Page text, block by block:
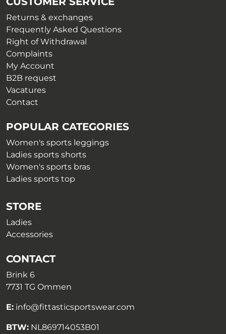
chosen
on
the
product
page
Returns & exchanges
Frequently Asked Questions
Right of Withdrawal
Complaints
My Account
B2B request
Vacatures
Contact
POPULAR CATEGORIES
Women's sports leggings
Ladies sports shorts
Women's sports bras
Ladies sports top
STORE
Ladies
Accessories
CONTACT
Brink 6
7731 TG Ommen
E: info@fittasticsportswear.com
BTW: NL869714053B01